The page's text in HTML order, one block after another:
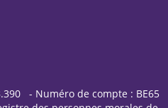
- Numéro de compte : BE65